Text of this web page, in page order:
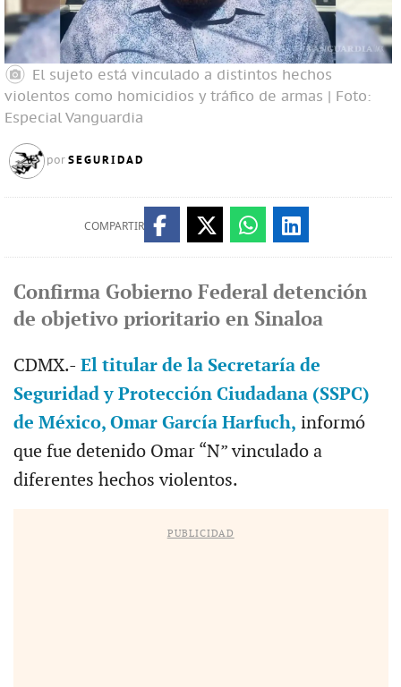
El sujeto está vinculado a distintos hechos
violentos como homicidios y tráfico de armas | Foto:
Especial Vanguardia
por SEGURIDAD
COMPARTIR
Confirma Gobierno Federal detención
de objetivo prioritario en Sinaloa
CDMX.- El titular de la Secretaría de
Seguridad y Protección Ciudadana (SSPC)
de México, Omar García Harfuch, informó
que fue detenido Omar “N” vinculado a
diferentes hechos violentos.
PUBLICIDAD